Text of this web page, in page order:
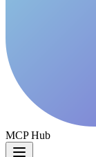
MCP Hub